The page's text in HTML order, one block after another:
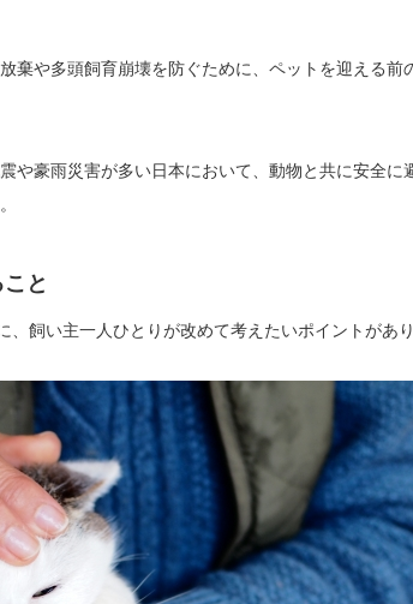
放棄や多頭飼育崩壊を防ぐために、ペットを迎える前
や豪雨災害が多い日本において、動物と共に安全に
と
、飼い主一人ひとりが改めて考えたいポイントがあり